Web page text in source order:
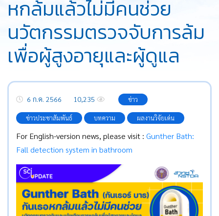
หกล้มแล้วไม่มีคนช่วย
นวัตกรรมตรวจจับการล้ม
เพื่อผู้สูงอายุและผู้ดูแล
6 ก.ค. 2566 10,235 ข่าว
ข่าวประชาสัมพันธ์ บทความ ผลงานวิจัยเด่น
For English-version news, please visit : Gunther Bath:
Fall detection system in bathroom